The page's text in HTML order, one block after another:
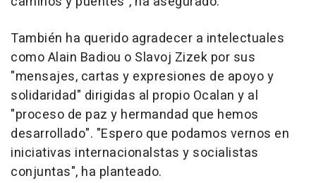
También ha querido agradecer a intelectuales
como Alain Badiou o Slavoj Zizek por sus
"mensajes, cartas y expresiones de apoyo y
solidaridad" dirigidas al propio Ocalan y al
"proceso de paz y hermandad que hemos
desarrollado". "Espero que podamos vernos en
iniciativas internacionalstas y socialistas
conjuntas", ha planteado.